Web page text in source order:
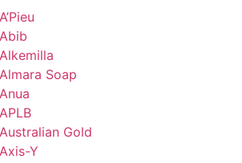
A’Pieu
Abib
Alkemilla
Almara Soap
Anua
APLB
Australian Gold
Axis-Y